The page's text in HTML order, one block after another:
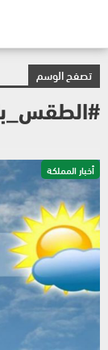
تصفح الوسم
أخبار المملكة